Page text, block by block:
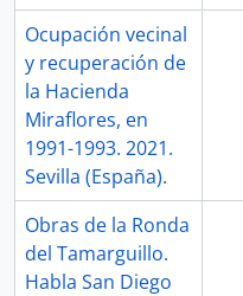
Ocupación vecinal
y recuperación de
la Hacienda
Miraflores, en
1991-1993. 2021.
Sevilla (España).
Obras de la Ronda
del Tamarguillo.
Habla San Diego